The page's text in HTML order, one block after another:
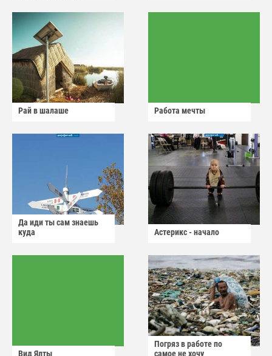
Рай в шалаше Работа мечты
Да иди ты сам знаешь
куда
Астерикс - начало
Вид Ялты
Погряз в работе по
самое не хочу